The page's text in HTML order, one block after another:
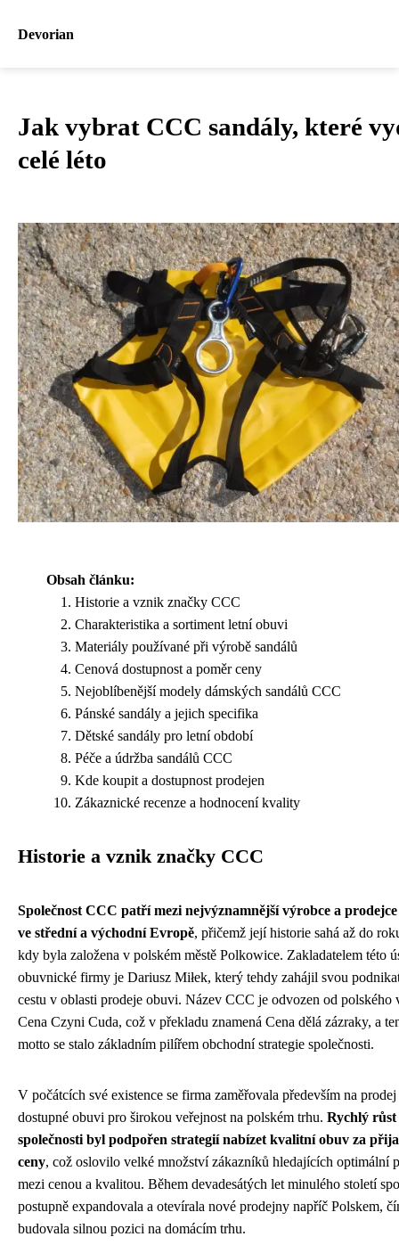
Devorian
Jak vybrat CCC sandály, které
celé léto
Obsah článku:
Historie a vznik značky CCC
Charakteristika a sortiment letní obuvi
Materiály používané při výrobě sandálů
Cenová dostupnost a poměr ceny
Nejoblíbenější modely dámských sandálů CCC
Pánské sandály a jejich specifika
Dětské sandály pro letní období
Péče a údržba sandálů CCC
Kde koupit a dostupnost prodejen
Zákaznické recenze a hodnocení kvality
Historie a vznik značky CCC
Společnost CCC patří mezi nejvýznamnější výrobce a
ve střední a východní Evropě, přičemž její historie sahá až do
kdy byla založena v polském městě Polkowice. Zakladatelem této
obuvnické firmy je Dariusz Miłek, který tehdy zahájil svou
cestu v oblasti prodeje obuvi. Název CCC je odvozen od polského
Cena Czyni Cuda, což v překladu znamená Cena dělá zázraky, a
motto se stalo základním pilířem obchodní strategie společnosti.
V počátcích své existence se firma zaměřovala především na prodej
dostupné obuvi pro širokou veřejnost na polském trhu. Rychlý růst
společnosti byl podpořen strategií nabízet kvalitní obuv za
ceny, což oslovilo velké množství zákazníků hledajících optimální
mezi cenou a kvalitou. Během devadesátých let minulého století
postupně expandovala a otevírala nové prodejny napříč Polskem,
budovala silnou pozici na domácím trhu.